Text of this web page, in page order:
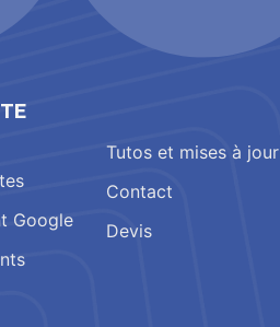
Google
Tutos et mises à jour
Contact
Devis